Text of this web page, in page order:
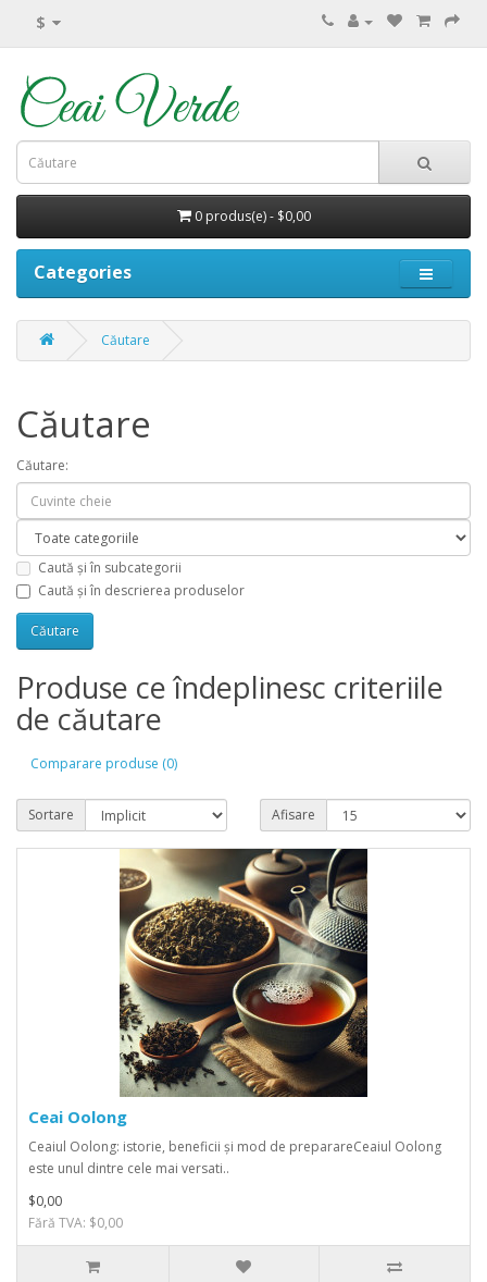
$
0 produs(e) - $0,00
Categories
Căutare
Căutare
Căutare:
Caută și în subcategorii
Caută și în descrierea produselor
Produse ce îndeplinesc criteriile
de căutare
Comparare produse (0)
Sortare Afisare
Ceai Oolong
Ceaiul Oolong: istorie, beneficii și mod de preparareCeaiul Oolong
este unul dintre cele mai versati..
$0,00
Fără TVA: $0,00